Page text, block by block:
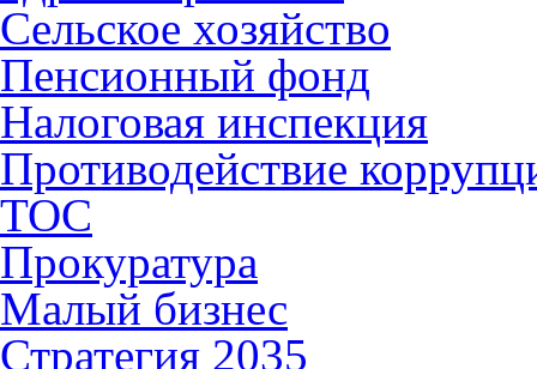
Сельское хозяйство
Пенсионный фонд
Налоговая инспекция
Противодействие
ТОС
Прокуратура
Малый бизнес
Стратегия 2035